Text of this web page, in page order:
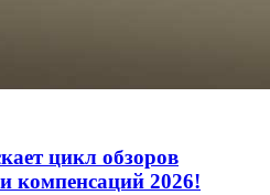
цикл обзоров
компенсаций 2026!